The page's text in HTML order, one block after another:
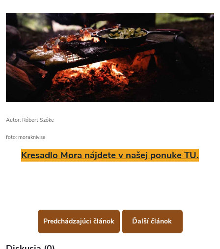
Autor: Róbert Szőke
foto: morakniv.se
Kresadlo Mora nájdete v našej ponuke TU.
Predchádzajúci článok Ďalší článok